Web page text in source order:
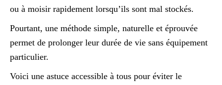
ou à moisir rapidement lorsqu’ils sont mal stockés.
Pourtant, une méthode simple, naturelle et éprouvée
permet de prolonger leur durée de vie sans équipement
particulier.
Voici une astuce accessible à tous pour éviter le